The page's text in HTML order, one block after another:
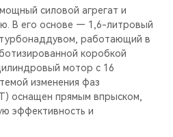
мощный силовой агрегат и
В его основе — 1,6-литровый
работающий в
коробкой
мотор с 16
изменения фаз
оснащен прямым впрыском,
эффективность и